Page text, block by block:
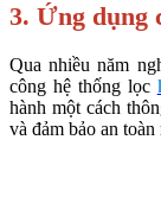
3. Ứng dụng
Qua nhiều năm
công hệ thống lọc
hành một cách
và đảm bảo an